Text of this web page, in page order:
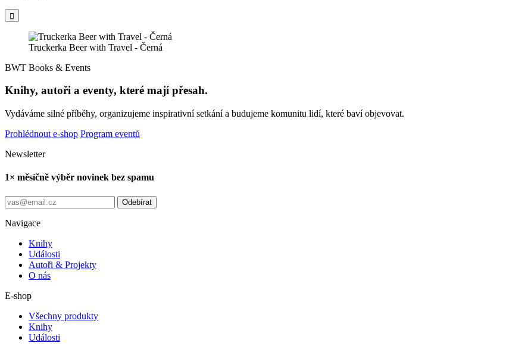
Truckerka Beer with Travel - Černá
BWT Books & Events
Knihy, autoři a eventy, které mají přesah.
Vydáváme silné příběhy, organizujeme inspirativní setkání a budujeme komunitu lidí, které baví objevovat.
Prohlédnout e-shop Program eventů
Newsletter
1× měsíčně výběr novinek bez spamu
Odebírat
Navigace
Knihy
Události
Autoři & Projekty
O nás
E-shop
Všechny produkty
Knihy
Události